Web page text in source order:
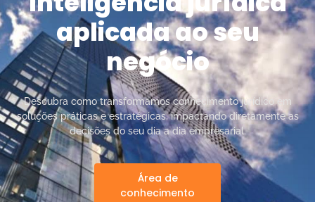
aplicada ao seu
negócio
Descubra como transformamos conhecimento jurídico em
soluções práticas e estratégicas, impactando diretamente as
decisões do seu dia a dia empresarial.
Área de
conhecimento